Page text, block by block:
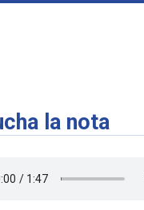
la nota